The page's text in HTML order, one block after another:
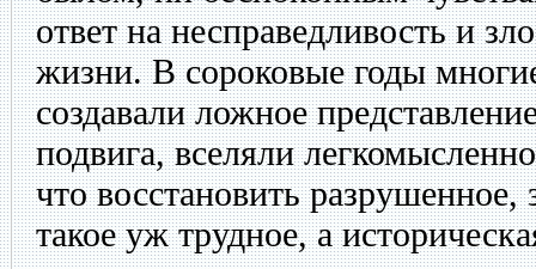
ответ на несправедливость и
жизни. В сороковые годы
создавали ложное
подвига, вселяли
что восстановить разрушенное,
такое уж трудное, а